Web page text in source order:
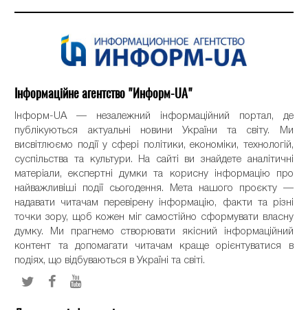
Інформаційне агентство "Информ-UA"
Інформ-UA — незалежний інформаційний портал, де
публікуються актуальні новини України та світу. Ми
висвітлюємо події у сфері політики, економіки, технологій,
суспільства та культури. На сайті ви знайдете аналітичні
матеріали, експертні думки та корисну інформацію про
найважливіші події сьогодення. Мета нашого проєкту —
надавати читачам перевірену інформацію, факти та різні
точки зору, щоб кожен міг самостійно сформувати власну
думку. Ми прагнемо створювати якісний інформаційний
контент та допомагати читачам краще орієнтуватися в
подіях, що відбуваються в Україні та світі.